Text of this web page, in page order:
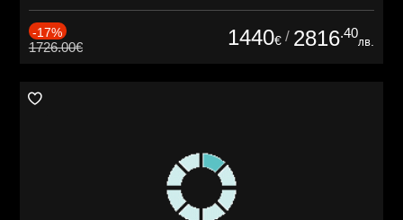
-17%
1726.00€ 1440€ / 2816.40
лв.